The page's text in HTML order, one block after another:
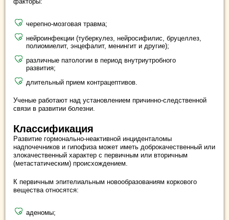
черепно-мозговая травма;
нейроинфекции (туберкулез, нейросифилис, бруцеллез,
полиомиелит, энцефалит, менингит и другие);
различные патологии в период внутриутробного
развития;
длительный прием контрацептивов.
Ученые работают над установлением причинно-следственной
связи в развитии болезни.
Классификация
Развитие гормонально-неактивной инциденталомы
надпочечников и гипофиза может иметь доброкачественный или
злокачественный характер с первичным или вторичным
(метастатическим) происхождением.
К первичным эпителиальным новообразованиям коркового
вещества относятся:
аденомы;